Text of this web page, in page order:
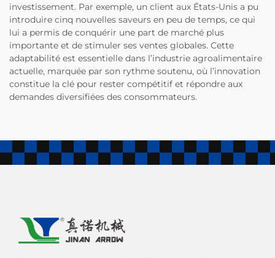
investissement. Par exemple, un client aux États-Unis a pu
introduire cinq nouvelles saveurs en peu de temps, ce qui
lui a permis de conquérir une part de marché plus
importante et de stimuler ses ventes globales. Cette
adaptabilité est essentielle dans l’industrie agroalimentaire
actuelle, marquée par son rythme soutenu, où l’innovation
constitue la clé pour rester compétitif et répondre aux
demandes diversifiées des consommateurs.